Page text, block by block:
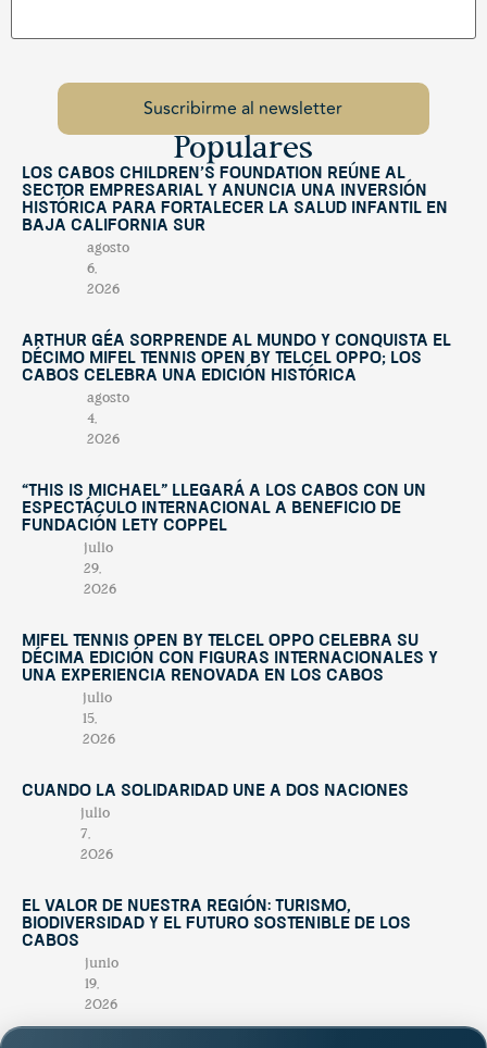
Populares
Los Cabos Children’s Foundation reúne al
sector empresarial y anuncia una inversión
histórica para fortalecer la salud infantil en
Baja California Sur
agosto
6,
2026
Arthur Géa sorprende al mundo y conquista el
décimo Mifel Tennis Open by Telcel OPPO; Los
Cabos celebra una edición histórica
agosto
4,
2026
“This Is Michael” llegará a Los Cabos con un
espectáculo internacional a beneficio de
Fundación Lety Coppel
julio
29,
2026
Mifel Tennis Open by Telcel Oppo celebra su
décima edición con figuras internacionales y
una experiencia renovada en Los Cabos
julio
15,
2026
Cuando la solidaridad une a dos naciones
julio
7,
2026
El valor de nuestra región: turismo,
biodiversidad y el futuro sostenible de Los
Cabos
junio
19,
2026